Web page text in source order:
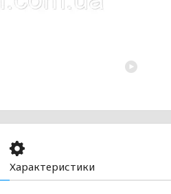
Характеристики